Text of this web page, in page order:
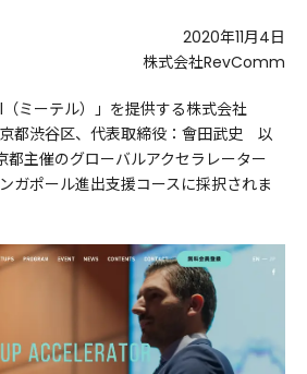
2020年11月4日
株式会社RevComm
ミーテル）」を提供する株式会社
都渋谷区、代表取締役：會田武史 以
都主催のグローバルアクセラレーター
ガポール進出支援コースに採択されま